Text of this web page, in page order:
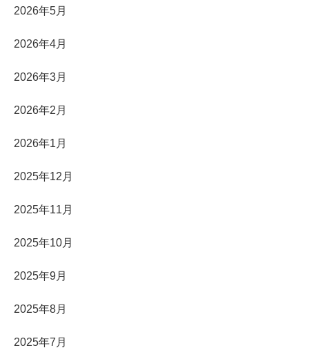
2026年5月
2026年4月
2026年3月
2026年2月
2026年1月
2025年12月
2025年11月
2025年10月
2025年9月
2025年8月
2025年7月